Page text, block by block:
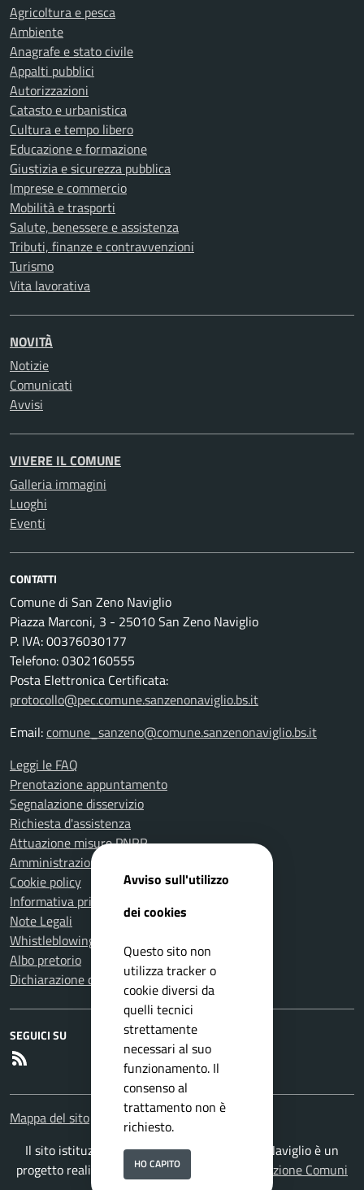
Agricoltura e pesca
Ambiente
Anagrafe e stato civile
Appalti pubblici
Autorizzazioni
Catasto e urbanistica
Cultura e tempo libero
Educazione e formazione
Giustizia e sicurezza pubblica
Imprese e commercio
Mobilità e trasporti
Salute, benessere e assistenza
Tributi, finanze e contravvenzioni
Turismo
Vita lavorativa
NOVITÀ
Notizie
Comunicati
Avvisi
VIVERE IL COMUNE
Galleria immagini
Luoghi
Eventi
CONTATTI
Comune di San Zeno Naviglio
Piazza Marconi, 3 - 25010 San Zeno Naviglio
P. IVA: 00376030177
Telefono: 0302160555
Posta Elettronica Certificata:
protocollo@pec.comune.sanzenonaviglio.bs.it
Email:comune_sanzeno@comune.sanzenonaviglio.bs.it
Leggi le FAQ
Prenotazione appuntamento
Segnalazione disservizio
Richiesta d'assistenza
Attuazione misure PNRR
Amministrazione trasparente
Cookie policy
Informativa privacy
Note Legali
Whistleblowing
Albo pretorio
Dichiarazione di accessibilità
SEGUICI SU
Mappa del sito
Il sito istituzionale del Comune di San Zeno Naviglio è un
progetto realizzato daISWEB S.p.A.
Soluzione Comuni
Avviso sull'utilizzo
dei cookies
Questo sito non
utilizza tracker o
cookie diversi da
quelli tecnici
strettamente
necessari al suo
funzionamento. Il
consenso al
trattamento non è
richiesto.
HO CAPITO